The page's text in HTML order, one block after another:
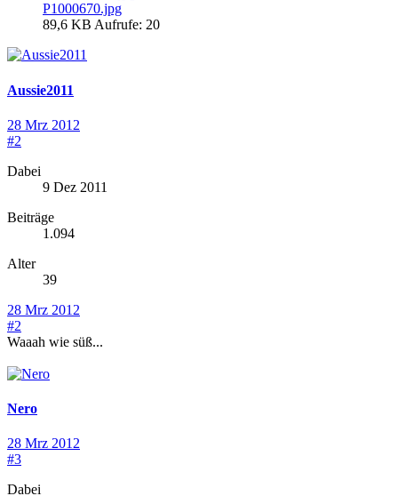
P1000670.jpg
89,6 KB Aufrufe: 20
Aussie2011
28 Mrz 2012
#2
Dabei
9 Dez 2011
Beiträge
1.094
Alter
39
28 Mrz 2012
#2
Waaah wie süß...
Nero
28 Mrz 2012
#3
Dabei